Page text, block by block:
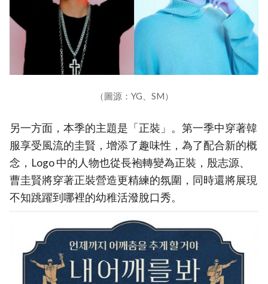
（圖源：YG、SM）
另一方面，本季的主題是「正裝」。第一季中穿著韓
服享受風流的圭賢，增添了趣味性，為了配合新的概
念，Logo 中的人物也從長袍轉變為正裝，殷志源、
曹圭賢將穿著正裝營造更精練的氛圍，同時還將展現
不知跳躍到哪裡的幼稚活潑脫口秀。